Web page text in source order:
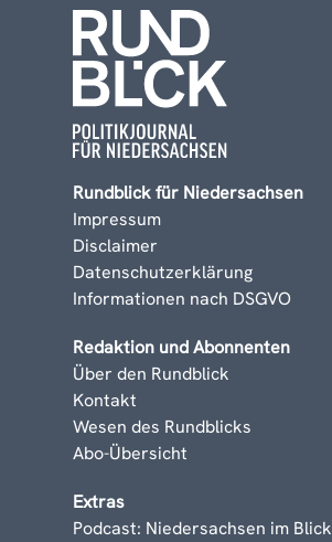
Rundblick für Niedersachsen
Impressum
Disclaimer
Datenschutzerklärung
Informationen nach DSGVO
Redaktion und Abonnenten
Über den Rundblick
Kontakt
Wesen des Rundblicks
Abo-Übersicht
Extras
Podcast: Niedersachsen im Blick